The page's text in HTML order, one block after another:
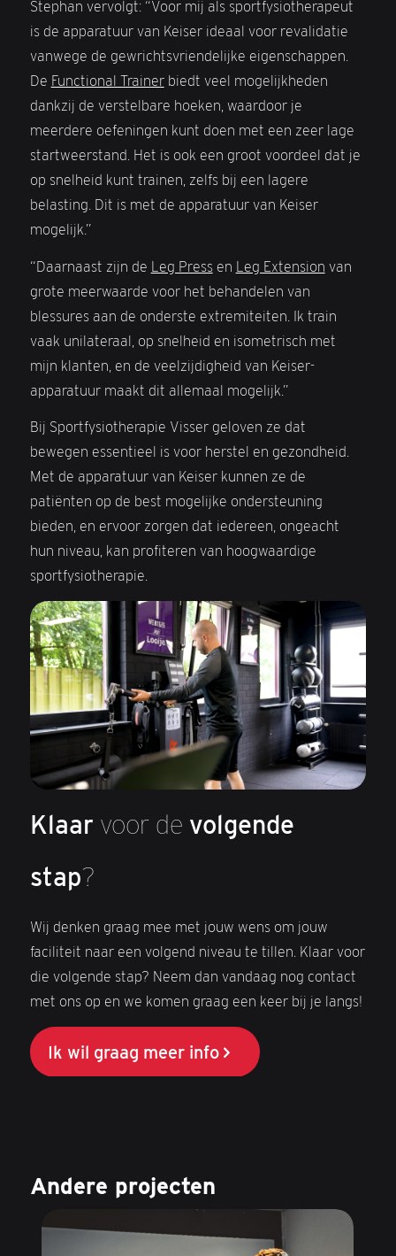
Stephan vervolgt: “Voor mij als sportfysiotherapeut
is de apparatuur van Keiser ideaal voor revalidatie
vanwege de gewrichtsvriendelijke eigenschappen.
De Functional Trainerbiedt veel mogelijkheden
dankzij de verstelbare hoeken, waardoor je
meerdere oefeningen kunt doen met een zeer lage
startweerstand. Het is ook een groot voordeel dat je
op snelheid kunt trainen, zelfs bij een lagere
belasting. Dit is met de apparatuur van Keiser
mogelijk.”
“Daarnaast zijn de Leg Pressen Leg Extension van
grote meerwaarde voor het behandelen van
blessures aan de onderste extremiteiten. Ik train
vaak unilateraal, op snelheid en isometrisch met
mijn klanten, en de veelzijdigheid van Keiser-
apparatuur maakt dit allemaal mogelijk.”
Bij Sportfysiotherapie Visser geloven ze dat
bewegen essentieel is voor herstel en gezondheid.
Met de apparatuur van Keiser kunnen ze de
patiënten op de best mogelijke ondersteuning
bieden, en ervoor zorgen dat iedereen, ongeacht
hun niveau, kan profiteren van hoogwaardige
sportfysiotherapie.
Klaar voor de volgende
stap?
Wij denken graag mee met jouw wens om jouw
faciliteit naar een volgend niveau te tillen. Klaar voor
die volgende stap? Neem dan vandaag nog contact
met ons op en we komen graag een keer bij je langs!
Ik wil graag meer info
Andere projecten